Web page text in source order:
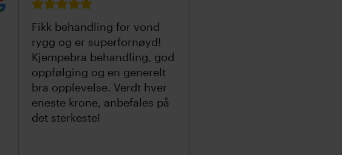
Fikk behandling for vond
rygg og er superfornøyd!
Kjempebra behandling, god
oppfølging og en generelt
bra opplevelse. Verdt hver
eneste krone, anbefales på
det sterkeste!